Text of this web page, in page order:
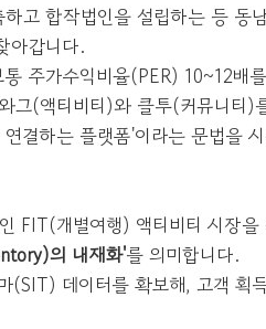
고 합작법인을 설립하는 등 동
아갑니다.
주가수익비율(PER) 10~12배
그(액티비티)와 클투(커뮤니티)
결하는 플랫폼'이라는 문법을
FIT(개별여행) 액티비티 시장
의 내재화'를 의미합니다.
(SIT) 데이터를 확보해, 고객 획